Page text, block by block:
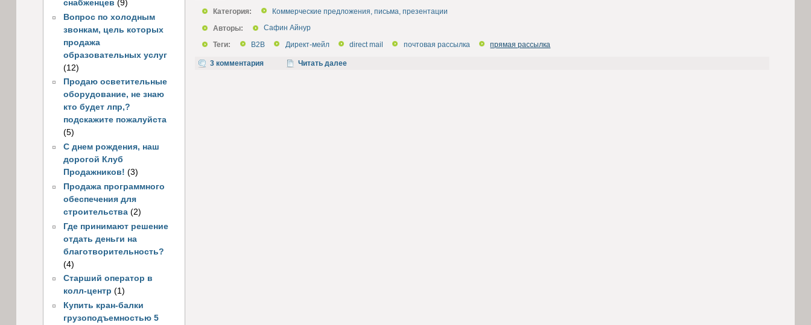
снабженцев (9)
Вопрос по холодным
звонкам, цель которых
продажа
образовательных услуг
(12)
Продаю осветительные
оборудование, не знаю
кто будет лпр,?
подскажите пожалуйста
(5)
С днем рождения, наш
дорогой Клуб
Продажников! (3)
Продажа программного
обеспечения для
строительства (2)
Где принимают решение
отдать деньги на
благотворительность?
(4)
Старший оператор в
колл-центр (1)
Купить кран-балки
грузоподъемностью 5
Категория:
Коммерческие предложения, письма, презентации
Авторы:
Сафин Айнур
Теги:
B2B Директ-мейл direct mail почтовая рассылка прямая рассылка
3 комментария Читать далее